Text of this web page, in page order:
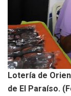
Lotería de
de El Paraíso.